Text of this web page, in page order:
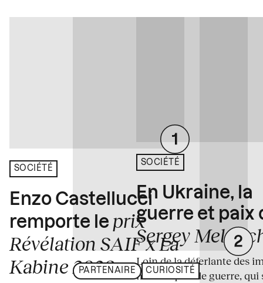
SOCIÉTÉ
Enzo Castellucci
remporte le prix
Révélation SAIF x La
Kabine 2026
PARTENAIRE CURIOSITÉ
SOCIÉTÉ
En Ukraine, la
guerre et paix
Sergey
Loin de la déferlante des
médiatiques de guerre, qui